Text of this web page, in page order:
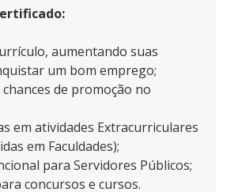
aumentando suas
um bom emprego;
de promoção no
em atividades Extracurriculares
em Faculdades);
para Servidores Públicos;
concursos e cursos.